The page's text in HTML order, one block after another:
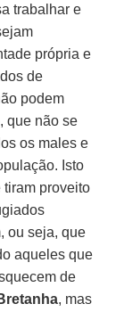
trabalhar e
própria e
de
podem
que não se
os males e
Isto
tiram proveito
ou seja, que
aqueles que
de
, mas